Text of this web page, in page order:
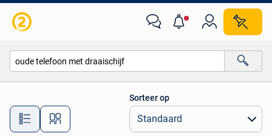
Alle afstanden…
Sorteer op